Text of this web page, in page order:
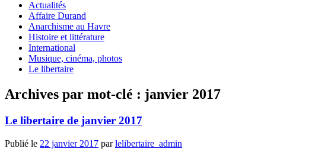
Actualités
Affaire Durand
Anarchisme au Havre
Histoire et littérature
International
Musique, cinéma, photos
Le libertaire
Archives par mot-clé : janvier 2017
Le libertaire de janvier 2017
Publié le 22 janvier 2017 parlelibertaire_admin